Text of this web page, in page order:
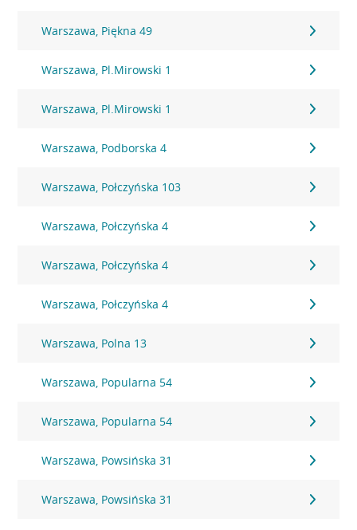
Warszawa, Piękna 49
Warszawa, Pl.Mirowski 1
Warszawa, Pl.Mirowski 1
Warszawa, Podborska 4
Warszawa, Połczyńska 103
Warszawa, Połczyńska 4
Warszawa, Połczyńska 4
Warszawa, Połczyńska 4
Warszawa, Polna 13
Warszawa, Popularna 54
Warszawa, Popularna 54
Warszawa, Powsińska 31
Warszawa, Powsińska 31